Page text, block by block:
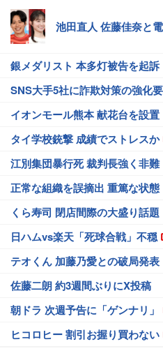
池田直人 佐藤佳奈と
銀メダリスト 本多灯被告を起訴
SNS大手5社に詐欺対策の強化
イオンモール熊本 献花台を設置
タイ学校銃撃 成績でストレスか
江別集団暴行死 裁判長強く非難
正常な組織を誤摘出 重篤な状態
くら寿司 閉店間際の大盛り話題
日ハムvs楽天「死球合戦」不穏
テオくん 加藤乃愛との破局発表
佐藤二朗 約3週間ぶりにX投稿
朝ドラ 次週予告に「ゲンナリ」
ヒコロヒー 割引お握り買わない